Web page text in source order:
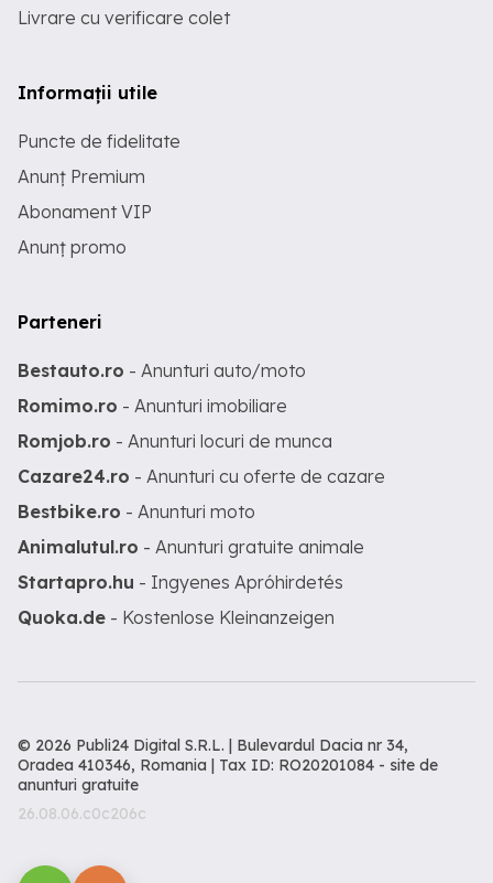
Livrare cu verificare colet
Informații utile
Puncte de fidelitate
Anunț Premium
Abonament VIP
Anunț promo
Parteneri
Bestauto.ro - Anunturi auto/moto
Romimo.ro - Anunturi imobiliare
Romjob.ro - Anunturi locuri de munca
Cazare24.ro - Anunturi cu oferte de cazare
Bestbike.ro - Anunturi moto
Animalutul.ro - Anunturi gratuite animale
Startapro.hu - Ingyenes Apróhirdetés
Quoka.de - Kostenlose Kleinanzeigen
© 2026 Publi24 Digital S.R.L. | Bulevardul Dacia nr 34,
Oradea 410346, Romania | Tax ID: RO20201084 - site de
anunturi gratuite
26.08.06.c0c206c